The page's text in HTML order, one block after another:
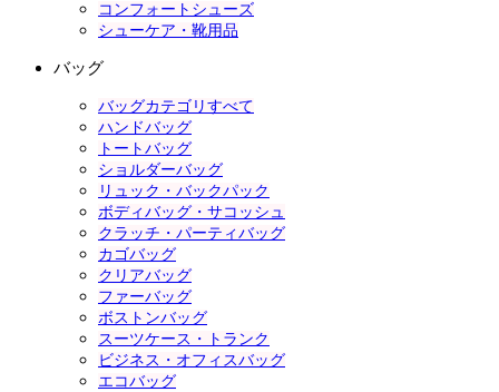
コンフォートシューズ
シューケア・靴用品
バッグ
バッグカテゴリすべて
ハンドバッグ
トートバッグ
ショルダーバッグ
リュック・バックパック
ボディバッグ・サコッシュ
クラッチ・パーティバッグ
カゴバッグ
クリアバッグ
ファーバッグ
ボストンバッグ
スーツケース・トランク
ビジネス・オフィスバッグ
エコバッグ